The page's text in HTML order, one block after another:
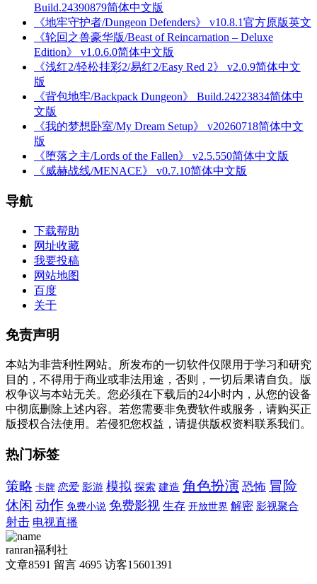
Build.24390879简体中文版
《地牢守护者/Dungeon Defenders》 v10.8.1官方原版英文
《轮回之兽豪华版/Beast of Reincarnation – Deluxe
Edition》 v1.0.6.0简体中文版
《浅红2/轻松挂彩2/易红2/Easy Red 2》 v2.0.9简体中文
版
《背包地牢/Backpack Dungeon》 Build.24223834简体中
文版
《我的梦想卧室/My Dream Setup》 v20260718简体中文
版
《堕落之主/Lords of the Fallen》 v2.5.550简体中文版
《威赫战线/MENACE》 v0.7.10简体中文版
导航
下载帮助
网址收藏
我要投稿
网站地图
百度
关于
免责声明
本站为非营利性网站。所发布的一切软件仅限用于学习和研究
目的，不得用于商业或非法用途，否则，一切后果请自负。版
权争议与本站无关。您必须在下载后的24小时内，从您的设备
中彻底删除上述内容。若您需要非免费软件或服务，请购买正
版授权合法使用。若侵犯您权益，请提供版权资料联系我们。
热门标签
策略 卡牌 恋爱 影游 模拟 探索 建造 角色扮演 恐怖 冒险
休闲 动作 免费小说 免费影视 生存 开放世界 解密 影视聚合
射击 电视直播
ranran福利社
文章8591 留言 4695 访客15601391